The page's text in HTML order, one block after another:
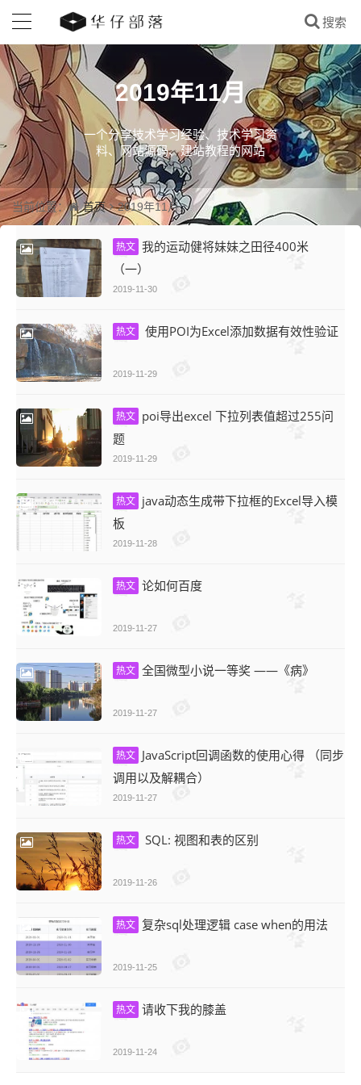
2019年11月
一个分享技术学习经验、技术学习资
料、网站源码、建站教程的网站
当前位置： 首页 2019年11月
热文 我的运动健将妹妹之田径400米
（一）
2019-11-30
热文 使用POI为Excel添加数据有效性验证
2019-11-29
热文 poi导出excel 下拉列表值超过255问
题
2019-11-29
热文 java动态生成带下拉框的Excel导入模
板
2019-11-28
热文 论如何百度
2019-11-27
热文 全国微型小说一等奖 ——《病》
2019-11-27
热文 JavaScript回调函数的使用心得 （同步
调用以及解耦合）
2019-11-27
热文 SQL: 视图和表的区别
2019-11-26
热文 复杂sql处理逻辑 case when的用法
2019-11-25
热文 请收下我的膝盖
2019-11-24